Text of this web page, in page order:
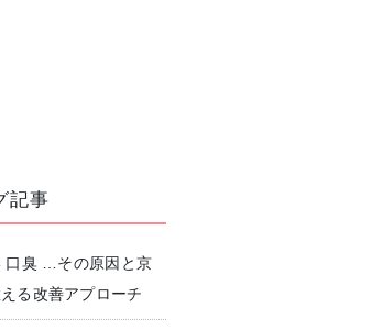
記事
口臭 …その原因と京
る改善アプローチ